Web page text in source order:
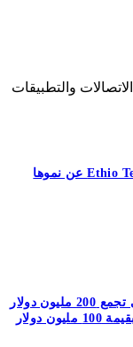
والتطبيقات
شركة Simile الناشئة ذات المستخدم الاصطناعي تجمع 200 مليون دولار